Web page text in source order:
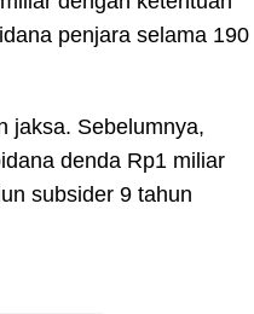
penjara selama 190
jaksa. Sebelumnya,
denda Rp1 miliar
subsider 9 tahun